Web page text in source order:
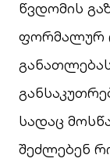
წვდომის
ფორმალურ
სადაც
შეძლებენ